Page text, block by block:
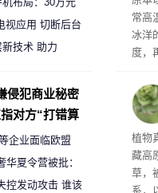
常高
冰洋
度，
草
植物
藏高
草，
系，
逐步清退
视应用 切断后台
技术 助力
侵犯商业秘密
对方“打错算
企业面临欧盟
法权限审查
夏令营被批：
托邦”
控发动攻击 谁该